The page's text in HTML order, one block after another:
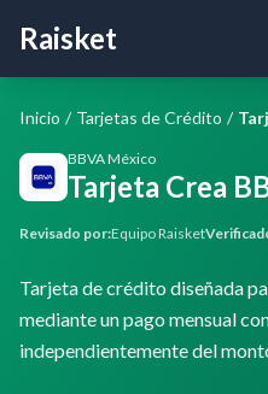
Raisket
Inicio / Tarjetas de Crédito /
BBVA México
Tarjeta Crea
Revisado por:Equipo Raisket
Tarjeta de crédito diseñada
mediante un pago mensual
independientemente del